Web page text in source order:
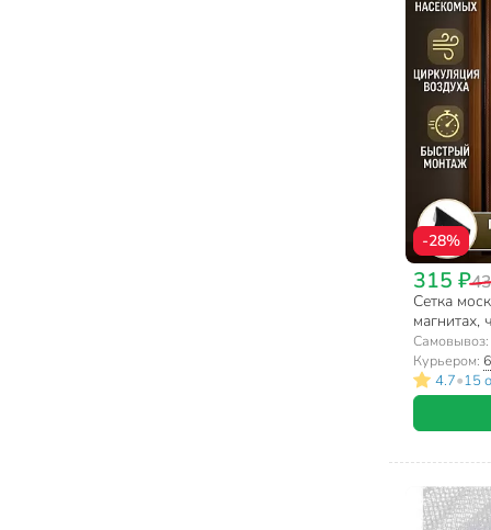
-28%
315 ₽
Сетка
магнитах,
Самовывоз:
Курьером:
4.7•15